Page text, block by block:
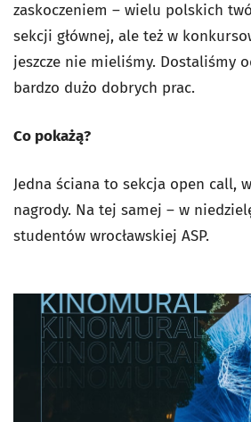
zaskoczeniem – wielu polskich
sekcji głównej, ale też w
jeszcze nie mieliśmy. Dostaliśmy
bardzo dużo dobrych prac.
Co pokażą?
Jedna ściana to sekcja open call,
nagrody. Na tej samej – w
studentów wrocławskiej ASP.